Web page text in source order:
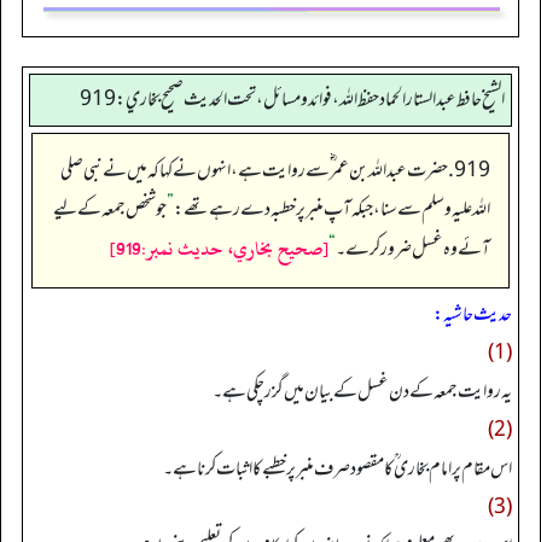
الشيخ حافط عبدالستار الحماد حفظ الله، فوائد و مسائل، تحت الحديث صحيح بخاري:919
919. حضرت عبداللہ بن عمر ؓ سے روایت ہے، انہوں نے کہا کہ میں نے نبی صلی
اللہ علیہ وسلم سے سنا، جبکہ آپ منبر پر خطبہ دے رہے تھے:”جو شخص جمعہ کے لیے
آئے وہ غسل ضرور کرے۔“[صحيح بخاري، حديث نمبر:919]
حدیث حاشیہ:
(1)
یہ روایت جمعہ کے دن غسل کے بیان میں گزر چکی ہے۔
(2)
اس مقام پر امام بخارى ؒ کا مقصود صرف منبر پر خطبے کا اثبات کرنا ہے۔
(3)